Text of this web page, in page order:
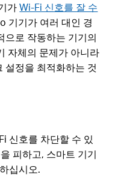
가Wi-Fi 신호를 잘 수
기기가 여러 대인 경
으로 작동하는 기기의
자체의 문제가 아니라
설정을 최적화하는 것
신호를 차단할 수 있
피하고, 스마트 기기
십시오.